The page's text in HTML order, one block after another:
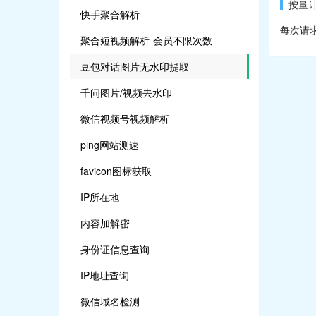
快手聚合解析
聚合短视频解析-会员不限次数
豆包对话图片无水印提取
千问图片/视频去水印
微信视频号视频解析
ping网站测速
favicon图标获取
IP所在地
内容加解密
身份证信息查询
IP地址查询
微信域名检测
按量
每次请